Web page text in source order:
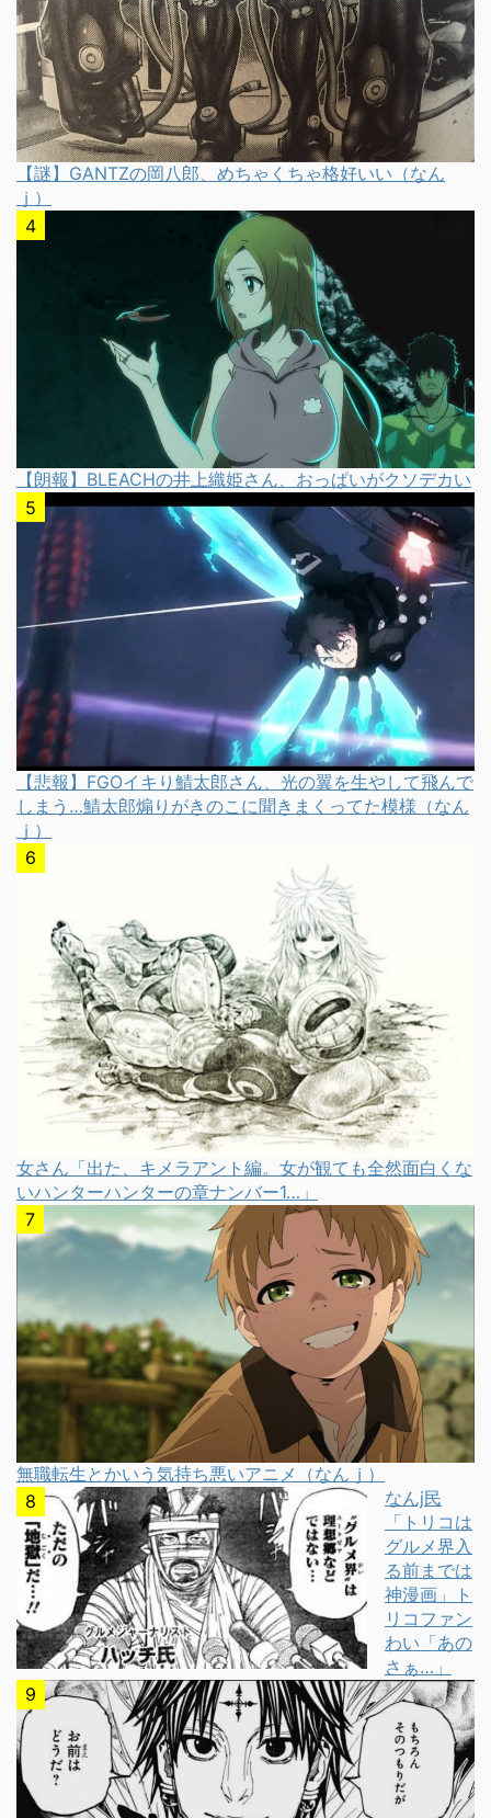
【謎】GANTZの岡八郎、めちゃくちゃ格好いい（なん
ｊ）
【朗報】BLEACHの井上織姫さん、おっぱいがクソデカい
【悲報】FGOイキり鯖太郎さん、光の翼を生やして飛んで
しまう…鯖太郎煽りがきのこに聞きまくってた模様（なん
ｊ）
女さん「出た、キメラアント編。女が観ても全然面白くな
いハンターハンターの章ナンバー1…」
無職転生とかいう気持ち悪いアニメ（なんｊ）
なんj民
「トリコは
グルメ界入
る前までは
神漫画」ト
リコファン
わい「あの
さぁ…」